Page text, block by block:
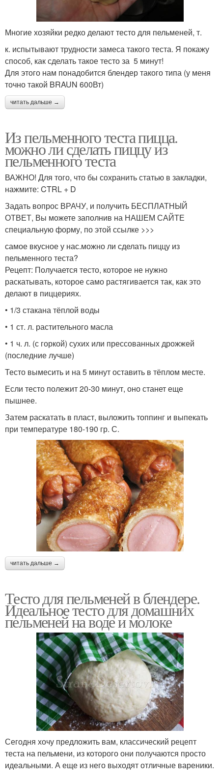
Многие хозяйки редко делают тесто для пельменей, т.
к. испытывают трудности замеса такого теста. Я покажу
способ, как сделать такое тесто за 5 минут!
Для этого нам понадобится блендер такого типа (у меня
точно такой BRAUN 600Вт)
читать дальше →
Из пельменного теста пицца.
можно ли сделать пиццу из
пельменного теста
ВАЖНО! Для того, что бы сохранить статью в закладки,
нажмите: CTRL + D
Задать вопрос ВРАЧУ, и получить БЕСПЛАТНЫЙ
ОТВЕТ, Вы можете заполнив на НАШЕМ САЙТЕ
специальную форму, по этой ссылке >>>
самое вкусное у нас.можно ли сделать пиццу из
пельменного теста?
Рецепт: Получается тесто, которое не нужно
раскатывать, которое само растягивается так, как это
делают в пиццериях.
• 1/3 стакана тёплой воды
• 1 ст. л. растительного масла
• 1 ч. л. (с горкой) сухих или прессованных дрожжей
(последние лучше)
Тесто вымесить и на 5 минут оставить в тёплом месте.
Если тесто полежит 20-30 минут, оно станет еще
пышнее.
Затем раскатать в пласт, выложить топпинг и выпекать
при температуре 180-190 гр. С.
читать дальше →
Тесто для пельменей в блендере.
Идеальное тесто для домашних
пельменей на воде и молоке
Сегодня хочу предложить вам, классический рецепт
теста на пельмени, из которого они получаются просто
идеальными. А еще из него выходят отличные вареники.